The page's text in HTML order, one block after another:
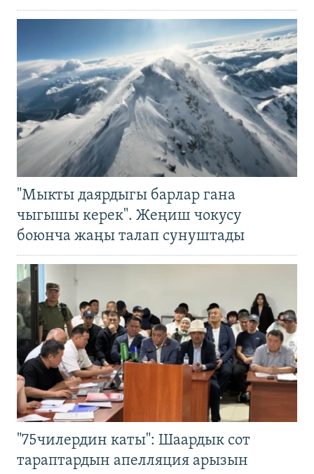
"Мыкты даярдыгы барлар гана
чыгышы керек". Жеңиш чокусу
боюнча жаңы талап сунуштады
"75чилердин каты": Шаардык сот
тараптардын апелляция арызын